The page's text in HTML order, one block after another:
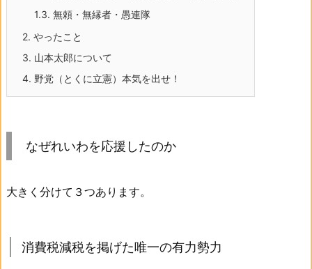
1.3. 無頼・無縁者・愚連隊
2. やったこと
3. 山本太郎について
4. 野党（とくに立憲）本気を出せ！
なぜれいわを応援したのか
大きく分けて３つあります。
消費税減税を掲げた唯一の有力勢力